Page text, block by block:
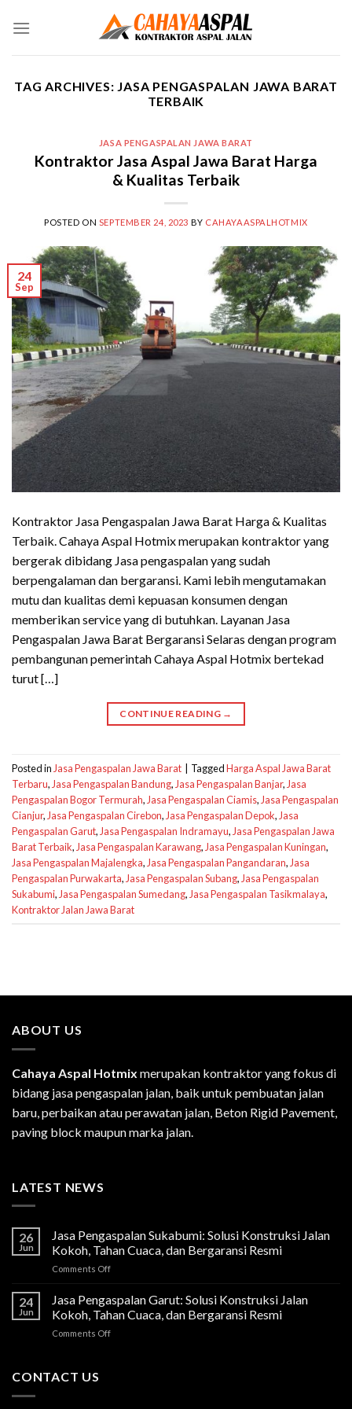
TAG ARCHIVES: JASA PENGASPALAN JAWA BARAT
TERBAIK
JASA PENGASPALAN JAWA BARAT
Kontraktor Jasa Aspal Jawa Barat Harga
& Kualitas Terbaik
POSTED ON SEPTEMBER 24, 2023 BY CAHAYAASPALHOTMIX
24
Sep
Kontraktor Jasa Pengaspalan Jawa Barat Harga & Kualitas
Terbaik. Cahaya Aspal Hotmix merupakan kontraktor yang
bergerak dibidang Jasa pengaspalan yang sudah
berpengalaman dan bergaransi. Kami lebih mengutamakan
mutu dan kualitas demi kepuasan konsumen dengan
memberikan service yang di butuhkan. Layanan Jasa
Pengaspalan Jawa Barat Bergaransi Selaras dengan program
pembangunan pemerintah Cahaya Aspal Hotmix bertekad
turut […]
CONTINUE READING →
Posted in Jasa Pengaspalan Jawa Barat TaggedHarga Aspal Jawa Barat
Terbaru, Jasa Pengaspalan Bandung, Jasa Pengaspalan Banjar, Jasa
Pengaspalan Bogor Termurah, Jasa Pengaspalan Ciamis, Jasa Pengaspalan
Cianjur, Jasa Pengaspalan Cirebon, Jasa Pengaspalan Depok, Jasa
Pengaspalan Garut, Jasa Pengaspalan Indramayu, Jasa Pengaspalan Jawa
Barat Terbaik, Jasa Pengaspalan Karawang, Jasa Pengaspalan Kuningan,
Jasa Pengaspalan Majalengka, Jasa Pengaspalan Pangandaran, Jasa
Pengaspalan Purwakarta, Jasa Pengaspalan Subang, Jasa Pengaspalan
Sukabumi, Jasa Pengaspalan Sumedang, Jasa Pengaspalan Tasikmalaya,
Kontraktor Jalan Jawa Barat
ABOUT US
Cahaya Aspal Hotmix merupakan kontraktor yang fokus di
bidang jasa pengaspalan jalan, baik untuk pembuatan jalan
baru, perbaikan atau perawatan jalan, Beton Rigid Pavement,
paving block maupun marka jalan.
LATEST NEWS
26
Jun
Jasa Pengaspalan Sukabumi: Solusi Konstruksi Jalan
Kokoh, Tahan Cuaca, dan Bergaransi Resmi
Comments Offon
Pengaspalan
Sukabumi:
Solusi
Konstruksi
24
Jun
Jasa Pengaspalan Garut: Solusi Konstruksi Jalan
Kokoh, Tahan Cuaca, dan Bergaransi Resmi
Comments Offon
CONTACT US